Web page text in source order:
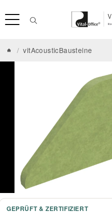
/ vitAcousticBausteine
GEPRÜFT & ZERTIFIZIERT